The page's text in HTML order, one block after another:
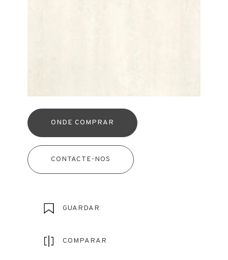
ONDE COMPRAR
CONTACTE-NOS
GUARDAR
COMPARAR